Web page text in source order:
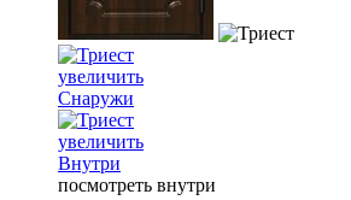
увеличить
Снаружи
увеличить
Внутри
посмотреть внутри